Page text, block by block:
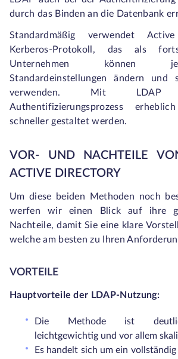
durch das Binden an die Datenbank
Standardmäßig verwendet
Kerberos-Protokoll, das als
Unternehmen können
Standardeinstellungen ändern und
verwenden. Mit
Authentifizierungsprozess
schneller gestaltet werden.
VOR- UND NACHTEILE
ACTIVE DIRECTORY
Um diese beiden Methoden noch
werfen wir einen Blick auf ihre
Nachteile, damit Sie eine klare
welche am besten zu Ihren
VORTEILE
Hauptvorteile der LDAP-Nutzung:
Die Methode ist
leichtgewichtig und vor allem
Es handelt sich um ein